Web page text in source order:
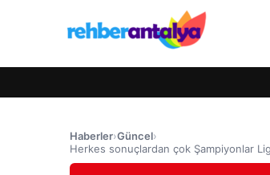
Haberler›Güncel›
Herkes sonuçlardan çok Şampiyonlar